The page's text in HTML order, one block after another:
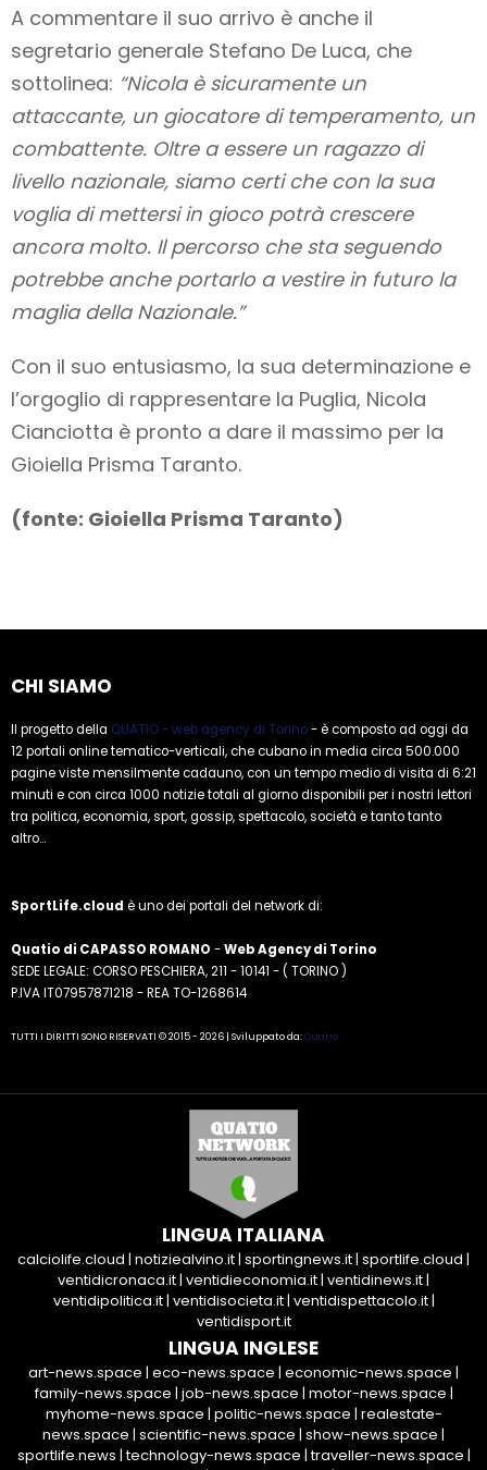
A commentare il suo arrivo è anche il
segretario generale Stefano De Luca, che
sottolinea: “Nicola è sicuramente un
attaccante, un giocatore di temperamento, un
combattente. Oltre a essere un ragazzo di
livello nazionale, siamo certi che con la sua
voglia di mettersi in gioco potrà crescere
ancora molto. Il percorso che sta seguendo
potrebbe anche portarlo a vestire in futuro la
maglia della Nazionale.”
Con il suo entusiasmo, la sua determinazione e
l’orgoglio di rappresentare la Puglia, Nicola
Cianciotta è pronto a dare il massimo per la
Gioiella Prisma Taranto.
(fonte: Gioiella Prisma Taranto)
CHI SIAMO
Il progetto della QUATIO - web agency di Torino- è composto ad oggi da
12 portali online tematico-verticali, che cubano in media circa 500.000
pagine viste mensilmente cadauno, con un tempo medio di visita di 6:21
minuti e con circa 1000 notizie totali al giorno disponibili per i nostri lettori
tra politica, economia, sport, gossip, spettacolo, società e tanto tanto
altro...
SportLife.cloud è uno dei portali del network di:
Quatio di CAPASSO ROMANO -Web Agency di Torino
SEDE LEGALE: CORSO PESCHIERA, 211 - 10141 - ( TORINO )
P.IVA IT07957871218 - REA TO-1268614
TUTTI I DIRITTI SONO RISERVATI © 2015 - 2026 | Sviluppato da:Quatio
LINGUA ITALIANA
calciolife.cloud | notiziealvino.it| sportingnews.it| sportlife.cloud |
ventidicronaca.it| ventidieconomia.it| ventidinews.it|
ventidipolitica.it| ventidisocieta.it| ventidispettacolo.it|
ventidisport.it
LINGUA INGLESE
art-news.space | eco-news.space | economic-news.space |
family-news.space | job-news.space | motor-news.space |
myhome-news.space | politic-news.space | realestate-
news.space | scientific-news.space | show-news.space |
sportlife.news |technology-news.space |traveller-news.space |